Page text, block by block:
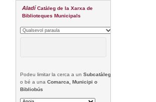
Aladí Catàleg de la Xarxa de
Biblioteques Municipals
Podeu limitar la cerca a unSubcatàleg
o bé a unaComarca, Municipi o
Bibliobús